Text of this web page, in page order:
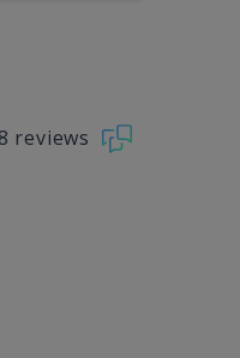
reviews